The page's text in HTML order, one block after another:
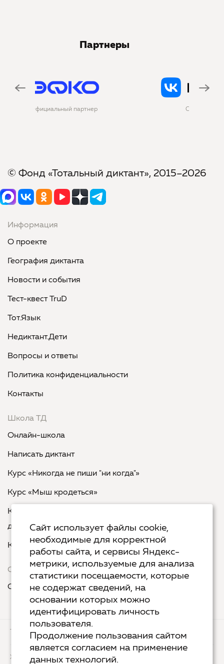
Партнеры
Официальная соцсеть
© Фонд «Тотальный диктант», 2015–2026
Информация
О проекте
География диктанта
Новости и события
Тест-квест TruD
Тот.Язык
Недиктант.Дети
Вопросы и ответы
Политика конфиденциальности
Контакты
Школа ТД
Онлайн-школа
Написать диктант
Курс «Никогда не пиши "ни когда"»
Курс «Мыш кродеться»
Курс «Русская пунктуация: болевые точки... и
двоеточия»
Курс «Я пишу - мне отвечают»
Сервисы
Организовать акцию в своем городе
ТЕХ.ПОДДЕРЖКА
ХОСТИНГ YANDEX CLOUD
Сайт использует файлы cookie,
необходимые для корректной
работы сайта, и сервисы Яндекс-
метрики, используемые для анализа
статистики посещаемости, которые
не содержат сведений, на
основании которых можно
идентифицировать личность
пользователя.
Продолжение пользования сайтом
является согласием на применение
данных технологий.